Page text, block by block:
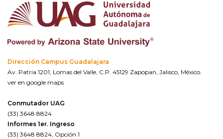
Dirección Campus Guadalajara
Av. Patria 1201, Lomas del Valle, C.P. 45129 Zapopan, Jalisco, México.
ver en google maps
Conmutador UAG
(33) 3648 8824
Informes 1er. Ingreso
(33) 3648 8824, Opción 1